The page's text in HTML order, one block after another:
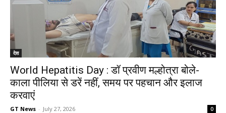
देश
World Hepatitis Day : डॉ प्रवीण मल्होत्रा बोले-
काला पीलिया से डरें नहीं, समय पर पहचान और इलाज
करवाएं
GT News - July 27, 2026 0